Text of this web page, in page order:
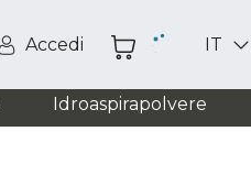
Accedi IT
Idroaspirapolvere